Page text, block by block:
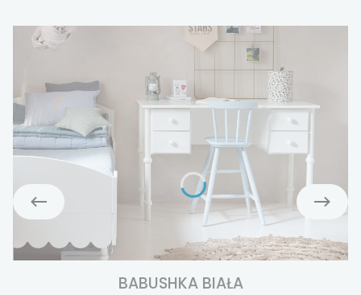
BABUSHKA BIAŁA